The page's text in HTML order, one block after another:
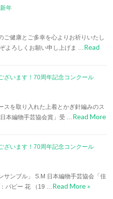
年
ご健康とご多幸を心よりお祈りいたし
よろしくお願い申し上げま …Read
ざいます！70周年記念コンクール
スを取り入れた上着とかぎ針編みのス
本編物手芸協会賞」受 …Read More
ざいます！70周年記念コンクール
サンブル」 S.M 日本編物手芸協会「佳
パピー 花 （19 …Read More »